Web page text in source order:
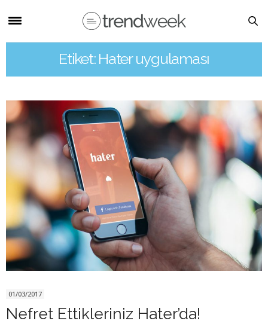
Etiket: Hater uygulaması
01/03/2017
Nefret Ettikleriniz Hater’da!